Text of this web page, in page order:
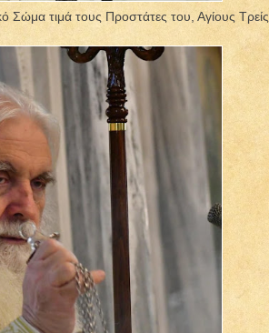
Σώμα τιμά τους Προστάτες του, Αγίους Τρείς